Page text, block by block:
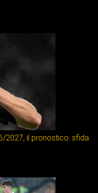
2027, il pronostico: sfida